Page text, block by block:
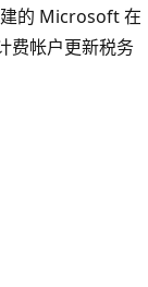
的 Microsoft 在
费帐户更新税务